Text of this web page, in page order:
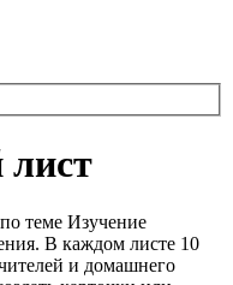
лист
теме Изучение
В каждом листе 10
и домашнего